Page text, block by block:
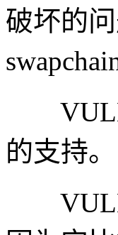
破坏的
的支持。